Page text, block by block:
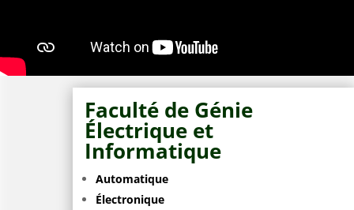
Faculté de Génie
Électrique et
Informatique
Automatique
Électronique